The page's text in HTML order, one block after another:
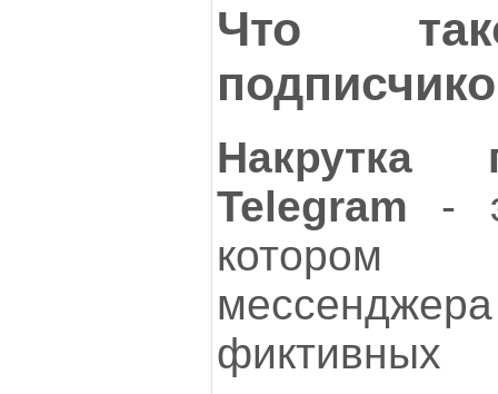
Что
Накрутка
Telegram -
котором